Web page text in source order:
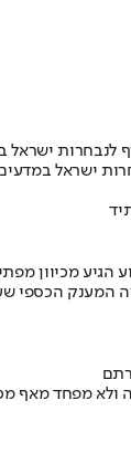
לנבחרות ישראל
ישראל
הגיע מכיוון
המענק הכספי
ולא מפחד מאף